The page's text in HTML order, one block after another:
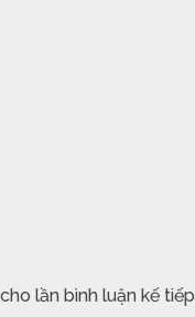
lần bình luận kế